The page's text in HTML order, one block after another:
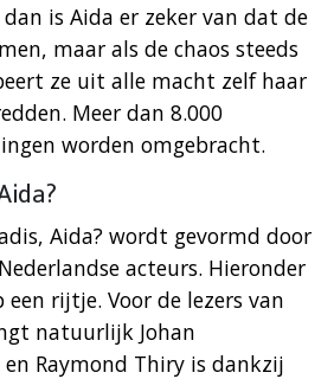
is Aida er zeker van dat de
maar als de chaos steeds
ze uit alle macht zelf haar
Meer dan 8.000
worden omgebracht.
Aida? wordt gevormd door
acteurs. Hieronder
rijtje. Voor de lezers van
natuurlijk Johan
Raymond Thiry is dankzij